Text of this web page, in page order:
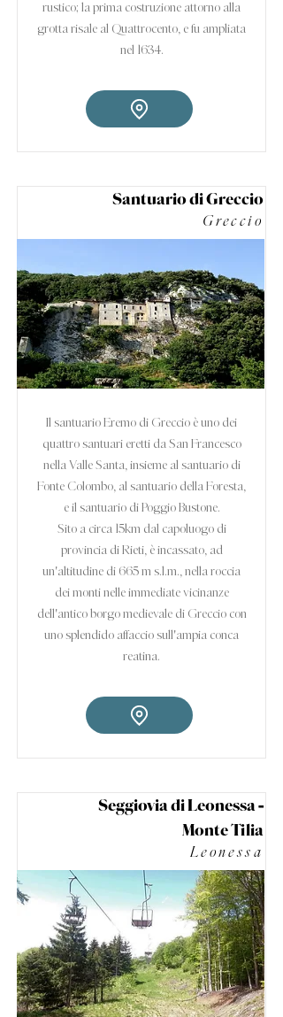
rustico; la prima costruzione attorno alla
grotta risale al Quattrocento, e fu ampliata
nel 1634.
Santuario di Greccio
Greccio
Il santuario Eremo di Greccio è uno dei
quattro santuari eretti da San Francesco
nella Valle Santa, insieme al santuario di
Fonte Colombo, al santuario della Foresta,
e il santuario di Poggio Bustone.
Sito a circa 15km dal capoluogo di
provincia di Rieti, è incassato, ad
un'altitudine di 665 m s.l.m., nella roccia
dei monti nelle immediate vicinanze
dell'antico borgo medievale di Greccio con
uno splendido affaccio sull'ampia conca
reatina.
Seggiovia di Leonessa -
Monte Tilia
Leonessa